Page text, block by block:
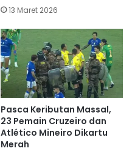
13 Maret 2026
Pasca Keributan Massal,
23 Pemain Cruzeiro dan
Atlético Mineiro Dikartu
Merah